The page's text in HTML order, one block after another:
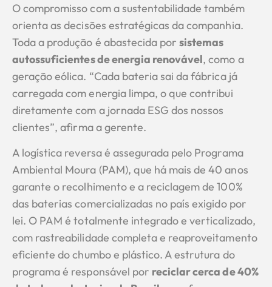
O compromisso com a sustentabilidade também
orienta as decisões estratégicas da companhia.
Toda a produção é abastecida porsistemas
autossuficientes de energia renovável, como a
geração eólica. “Cada bateria sai da fábrica já
carregada com energia limpa, o que contribui
diretamente com a jornada ESG dos nossos
clientes”, afirma a gerente.
A logística reversa é assegurada pelo Programa
Ambiental Moura (PAM), que há mais de 40 anos
garante o recolhimento e a reciclagem de 100%
das baterias comercializadas no país exigido por
lei. O PAM é totalmente integrado e verticalizado,
com rastreabilidade completa e reaproveitamento
eficiente do chumbo e plástico. A estrutura do
programa é responsável por reciclar cerca de 40%